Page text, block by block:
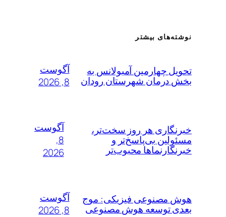
نوشته‌های بیشتر
تحویل چهارمین آمبولانس به
بخش درمان شهرستان رودان
آگوست
8, 2026
خبرنگاری هر روز سخت‌تر،
مسئولین بی‌پاسخ‌تر و
خبرنگارنماها محبوب‌تر
آگوست
8,
2026
هوش مصنوعی فیزیکی: موج
بعدی توسعه هوش مصنوعی
آگوست
8, 2026